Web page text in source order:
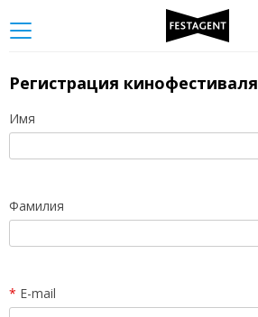
Регистрация кинофестиваля
Имя
Фамилия
* E-mail